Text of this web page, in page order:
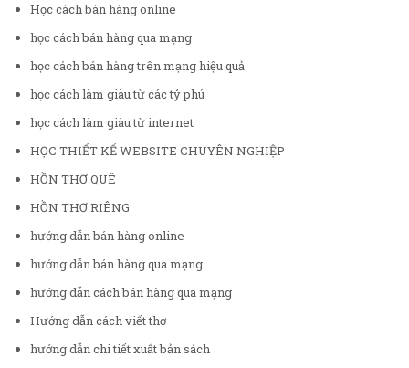
Học cách bán hàng online
học cách bán hàng qua mạng
học cách bán hàng trên mạng hiệu quả
học cách làm giàu từ các tỷ phú
học cách làm giàu từ internet
HỌC THIẾT KẾ WEBSITE CHUYÊN NGHIỆP
HỒN THƠ QUÊ
HỒN THƠ RIÊNG
hướng dẫn bán hàng online
hướng dẫn bán hàng qua mạng
hướng dẫn cách bán hàng qua mạng
Hướng dẫn cách viết thơ
hướng dẫn chi tiết xuất bản sách